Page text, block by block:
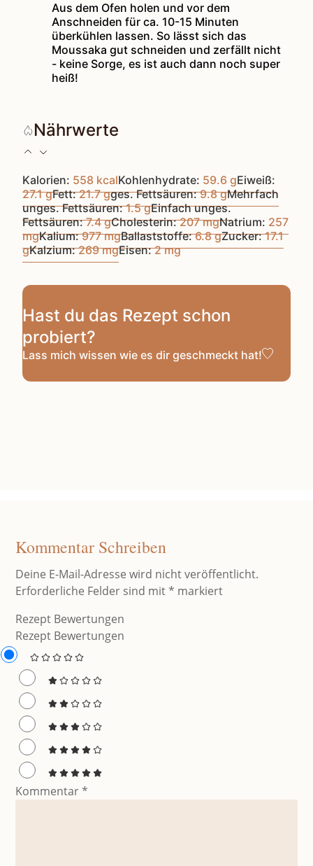
Aus dem Ofen holen und vor dem
Anschneiden für ca. 10-15 Minuten
überkühlen lassen. So lässt sich das
Moussaka gut schneiden und zerfällt nicht
- keine Sorge, es ist auch dann noch super
heiß!
Nährwerte
Kalorien: 558 kcalKohlenhydrate: 59.6 gEiweiß:
27.1 gFett:21.7 gges. Fettsäuren:9.8 gMehrfach
unges. Fettsäuren:1.5 gEinfach unges.
Fettsäuren:7.4 gCholesterin:207 mgNatrium: 257
mgKalium:977 mgBallaststoffe:6.8 gZucker:17.1
gKalzium:269 mgEisen:2 mg
Hast du das Rezept schon
probiert?
Lass mich wissen wie es dir geschmeckt hat!
Kommentar Schreiben
Deine E-Mail-Adresse wird nicht veröffentlicht.
Erforderliche Felder sind mit* markiert
Rezept Bewertungen
Rezept Bewertungen
Kommentar*